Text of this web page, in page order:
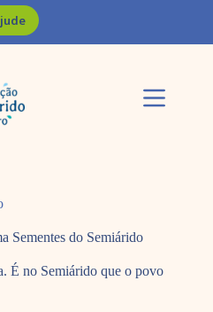
Sementes do Semiárido
É no Semiárido que o povo